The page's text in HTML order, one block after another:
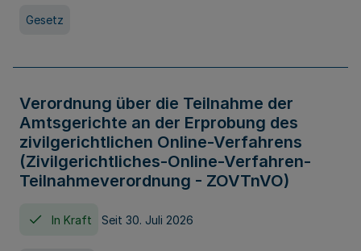
Gesetz
Verordnung über die Teilnahme der
Amtsgerichte an der Erprobung des
zivilgerichtlichen Online-Verfahrens
(Zivilgerichtliches-Online-Verfahren-
Teilnahmeverordnung - ZOVTnVO)
In Kraft Seit 30. Juli 2026